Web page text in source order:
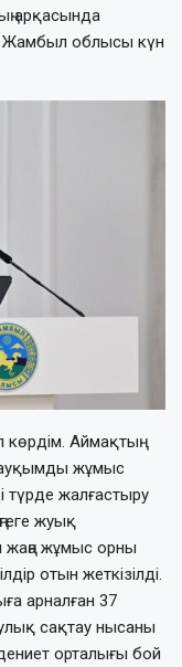
арқасында
Жамбыл облысы күн
Аймақтың
жұмыс
түрде жалғастыру
жуық
жаңа жұмыс орны
отын жеткізілді.
арналған 37
сақтау нысаны
орталығы бой